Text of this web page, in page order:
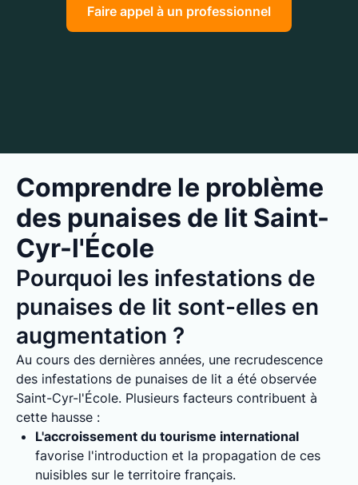
Faire appel à un professionnel
Comprendre le problème
des punaises de lit Saint-
Cyr-l'École
Pourquoi les infestations de
punaises de lit sont-elles en
augmentation ?
Au cours des dernières années, une recrudescence
des infestations de punaises de lit a été observée
Saint-Cyr-l'École. Plusieurs facteurs contribuent à
cette hausse :
L'accroissement du tourisme international
favorise l'introduction et la propagation de ces
nuisibles sur le territoire français.